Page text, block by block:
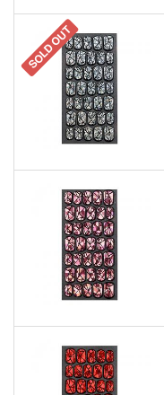
SOLD OUT